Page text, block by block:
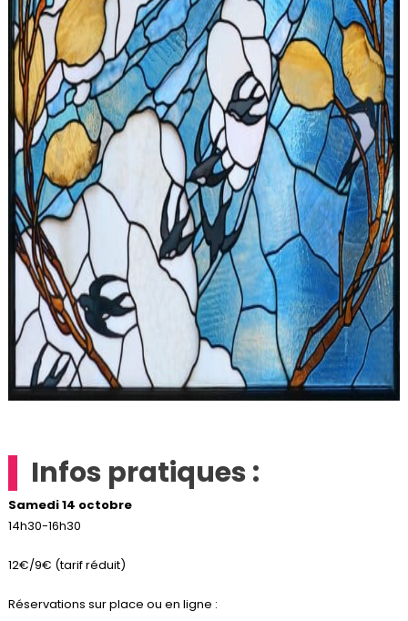
Infos pratiques :
Samedi 14 octobre
14h30-16h30
12€/9€ (tarif réduit)
Réservations sur place ou en ligne :